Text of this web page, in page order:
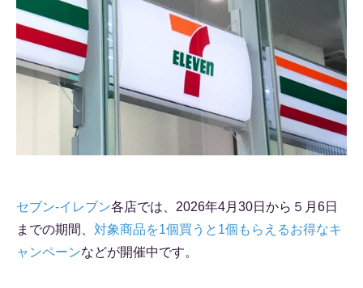
セブン-イレブン各店では、2026年4月30日から５月6日
までの期間、 対象商品を1個買うと1個もらえるお得なキ
ャンペーンなどが開催中です。